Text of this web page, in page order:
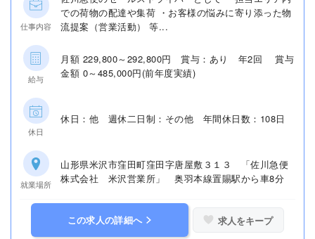
仕事内容
での荷物の配達や集荷 ・お客様の悩みに寄り添った物
流提案（営業活動） 等...
給与
月額 229,800～292,800円 賞与：あり 年2回 賞与
金額 0～485,000円(前年度実績)
休日
休日：他 週休二日制：その他 年間休日数：108日
就業場所
山形県米沢市窪田町窪田字唐屋敷３１３ 「佐川急便
株式会社 米沢営業所」 奥羽本線置賜駅から車8分
この求人の詳細へ 求人をキープ